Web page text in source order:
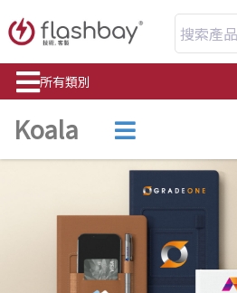
搜索產品
所有類別
Koala